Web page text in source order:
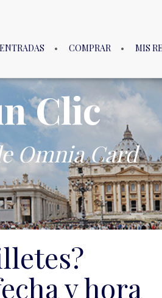
COMPRAR MIS
Clic
Omnia Card
y hora